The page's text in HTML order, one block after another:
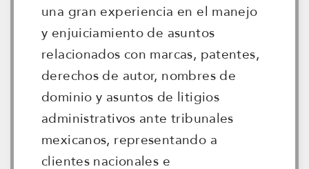
una gran experiencia en el manejo
y enjuiciamiento de asuntos
relacionados con marcas, patentes,
derechos de autor, nombres de
dominio y asuntos de litigios
administrativos ante tribunales
mexicanos, representando a
clientes nacionales e